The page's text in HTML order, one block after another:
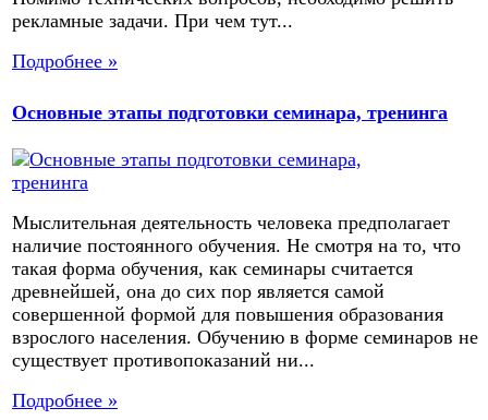
рекламные задачи. При чем тут...
Подробнее »
Основные этапы подготовки семинара, тренинга
Мыслительная деятельность человека предполагает
наличие постоянного обучения. Не смотря на то, что
такая форма обучения, как семинары считается
древнейшей, она до сих пор является самой
совершенной формой для повышения образования
взрослого населения. Обучению в форме семинаров не
существует противопоказаний ни...
Подробнее »